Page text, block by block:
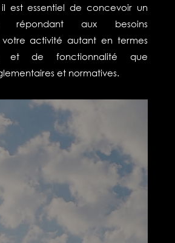
est essentiel de concevoir un
répondant aux besoins
activité autant en termes
et de fonctionnalité que
et normatives.